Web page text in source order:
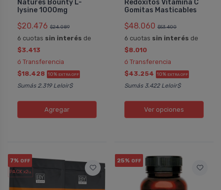
Natures Bounty L-
lysine 1000mg
$20.476 $24.089
6 cuotas sin interés de
$3.413
ó Transferencia
$18.428 10% EXTRA OFF
Sumás 2.319 Leloir$
Agregar
Redoxitos Vitamina C
Gomitas Masticables
$48.060 $53.400
6 cuotas sin interés de
$8.010
ó Transferencia
$43.254 10% EXTRA OFF
Sumás 3.422 Leloir$
Ver opciones
7% OFF
PACK x2u.
25% OFF